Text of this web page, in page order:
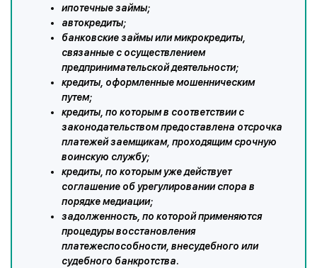
ипотечные займы;
автокредиты;
банковские займы или микрокредиты,
связанные с осуществлением
предпринимательской деятельности;
кредиты, оформленные мошенническим
путем;
кредиты, по которым в соответствии с
законодательством предоставлена отсрочка
платежей заемщикам, проходящим срочную
воинскую службу;
кредиты, по которым уже действует
соглашение об урегулировании спора в
порядке медиации;
задолженность, по которой применяются
процедуры восстановления
платежеспособности, внесудебного или
судебного банкротства.